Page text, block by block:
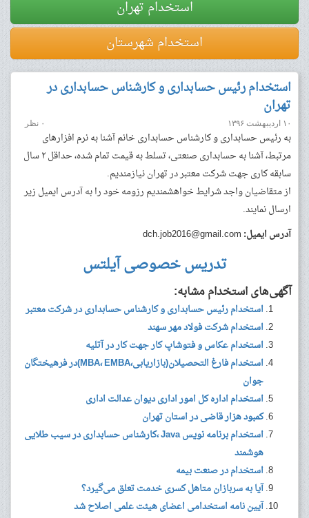
استخدام تهران
استخدام شهرستان
استخدام رئیس حسابداری و کارشناس حسابداری در
تهران
۱۰ اردیبهشت ۱۳۹۶ ۰ نظر
به رئیس حسابداری و کارشناس حسابداری خانم آشنا به نرم افزارهای
مرتبط، آشنا به حسابداری صنعتی، تسلط به قیمت تمام شده، حداقل ۲ سال
سابقه کاری جهت شرکت معتبر در تهران نیازمندیم.
از متقاضیان واجد شرایط خواهشمندیم رزومه خود را به آدرس ایمیل زیر
ارسال نمایند.
آدرس ایمیل: dch.job2016@gmail.com
تدریس خصوصی آیلتس
آگهی‌های استخدام مشابه:
استخدام رئیس حسابداری و کارشناس حسابداری در شرکت معتبر
استخدام شرکت فولاد مهر سهند
استخدام عکاس و فتوشاپ کار جهت کار در آتلیه
استخدام فارغ التحصیلان(بازاریابی،MBA، EMBA)در فرهیختگان
جوان
استخدام اداره کل امور اداری دیوان عدالت اداری
کمبود هزار قاضی در استان تهران
استخدام برنامه نویس Java ،کارشناس حسابداری در سیب طلایی
هوشمند
استخدام در صنعت بیمه
آیا به سربازان متاهل کسری خدمت تعلق می‌گیرد؟
آیین نامه استخدامی اعضای هیئت علمی اصلاح شد